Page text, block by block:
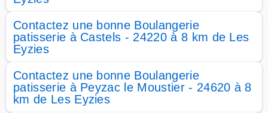
Contactez une bonne Boulangerie
patisserie à Castels - 24220 à 8 km de Les
Eyzies
Contactez une bonne Boulangerie
patisserie à Peyzac le Moustier - 24620 à 8
km de Les Eyzies